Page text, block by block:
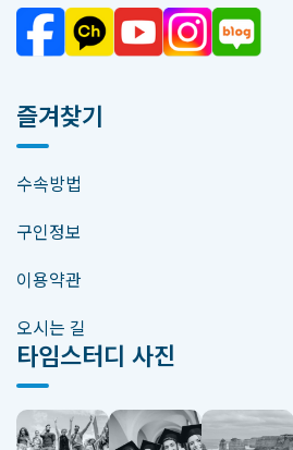
즐겨찾기
수속방법
구인정보
이용약관
오시는 길
타임스터디 사진